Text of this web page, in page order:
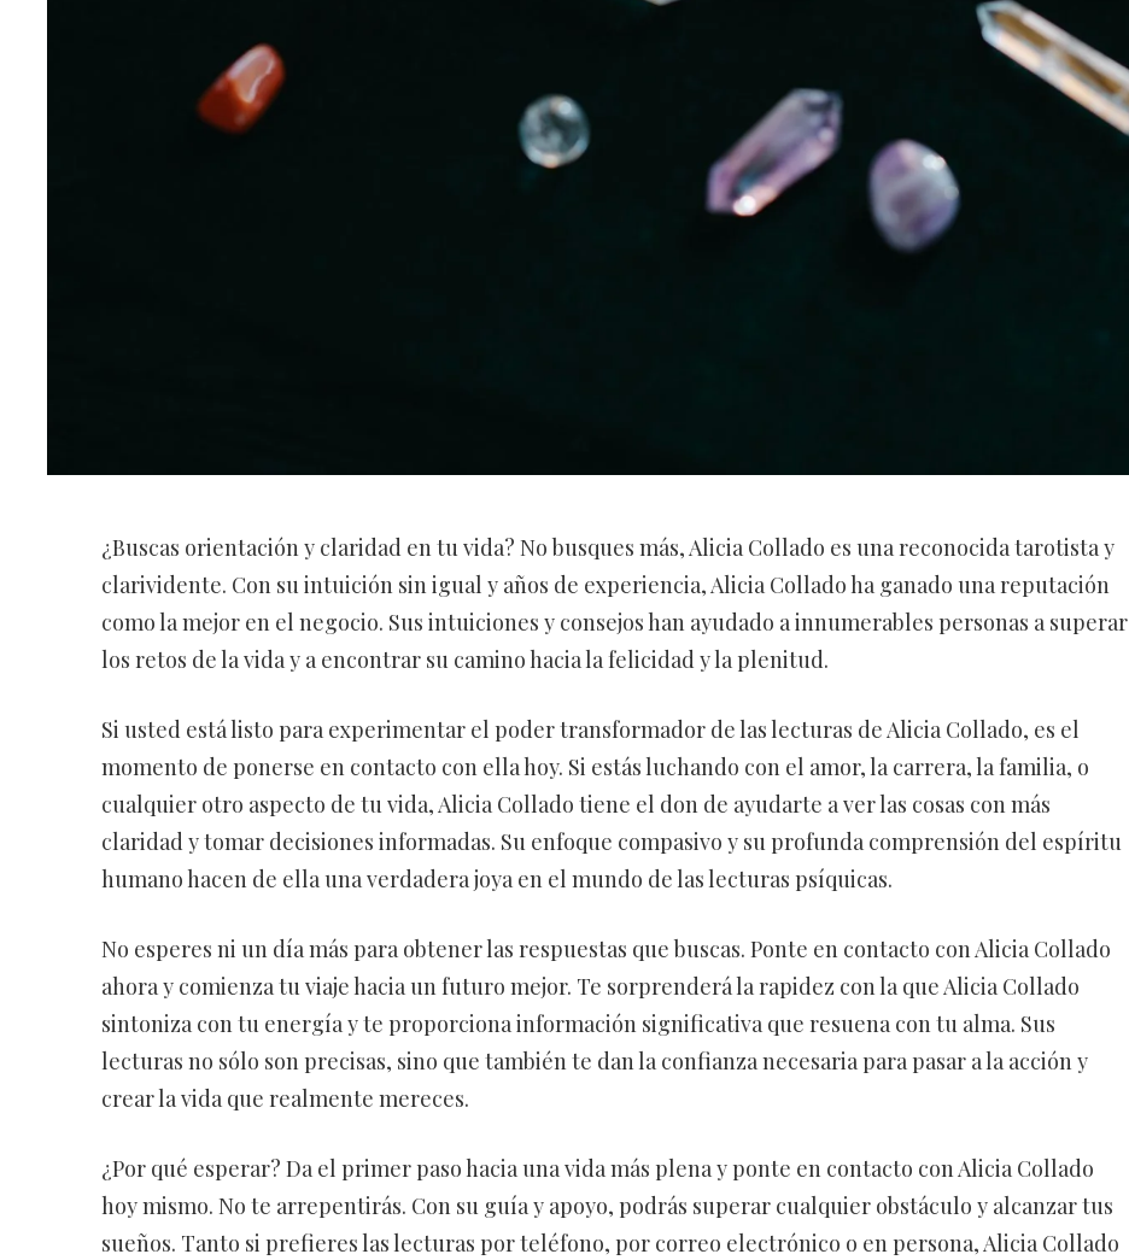
¿Buscas orientación y claridad en tu vida? No busques más, Alicia Collado es una reconocida tarotista y
clarividente. Con su intuición sin igual y años de experiencia, Alicia Collado ha ganado una reputación
como la mejor en el negocio. Sus intuiciones y consejos han ayudado a innumerables personas a superar
los retos de la vida y a encontrar su camino hacia la felicidad y la plenitud.
Si usted está listo para experimentar el poder transformador de las lecturas de Alicia Collado, es el
momento de ponerse en contacto con ella hoy. Si estás luchando con el amor, la carrera, la familia, o
cualquier otro aspecto de tu vida, Alicia Collado tiene el don de ayudarte a ver las cosas con más
claridad y tomar decisiones informadas. Su enfoque compasivo y su profunda comprensión del espíritu
humano hacen de ella una verdadera joya en el mundo de las lecturas psíquicas.
No esperes ni un día más para obtener las respuestas que buscas. Ponte en contacto con Alicia Collado
ahora y comienza tu viaje hacia un futuro mejor. Te sorprenderá la rapidez con la que Alicia Collado
sintoniza con tu energía y te proporciona información significativa que resuena con tu alma. Sus
lecturas no sólo son precisas, sino que también te dan la confianza necesaria para pasar a la acción y
crear la vida que realmente mereces.
¿Por qué esperar? Da el primer paso hacia una vida más plena y ponte en contacto con Alicia Collado
hoy mismo. No te arrepentirás. Con su guía y apoyo, podrás superar cualquier obstáculo y alcanzar tus
sueños. Tanto si prefieres las lecturas por teléfono, por correo electrónico o en persona, Alicia Collado